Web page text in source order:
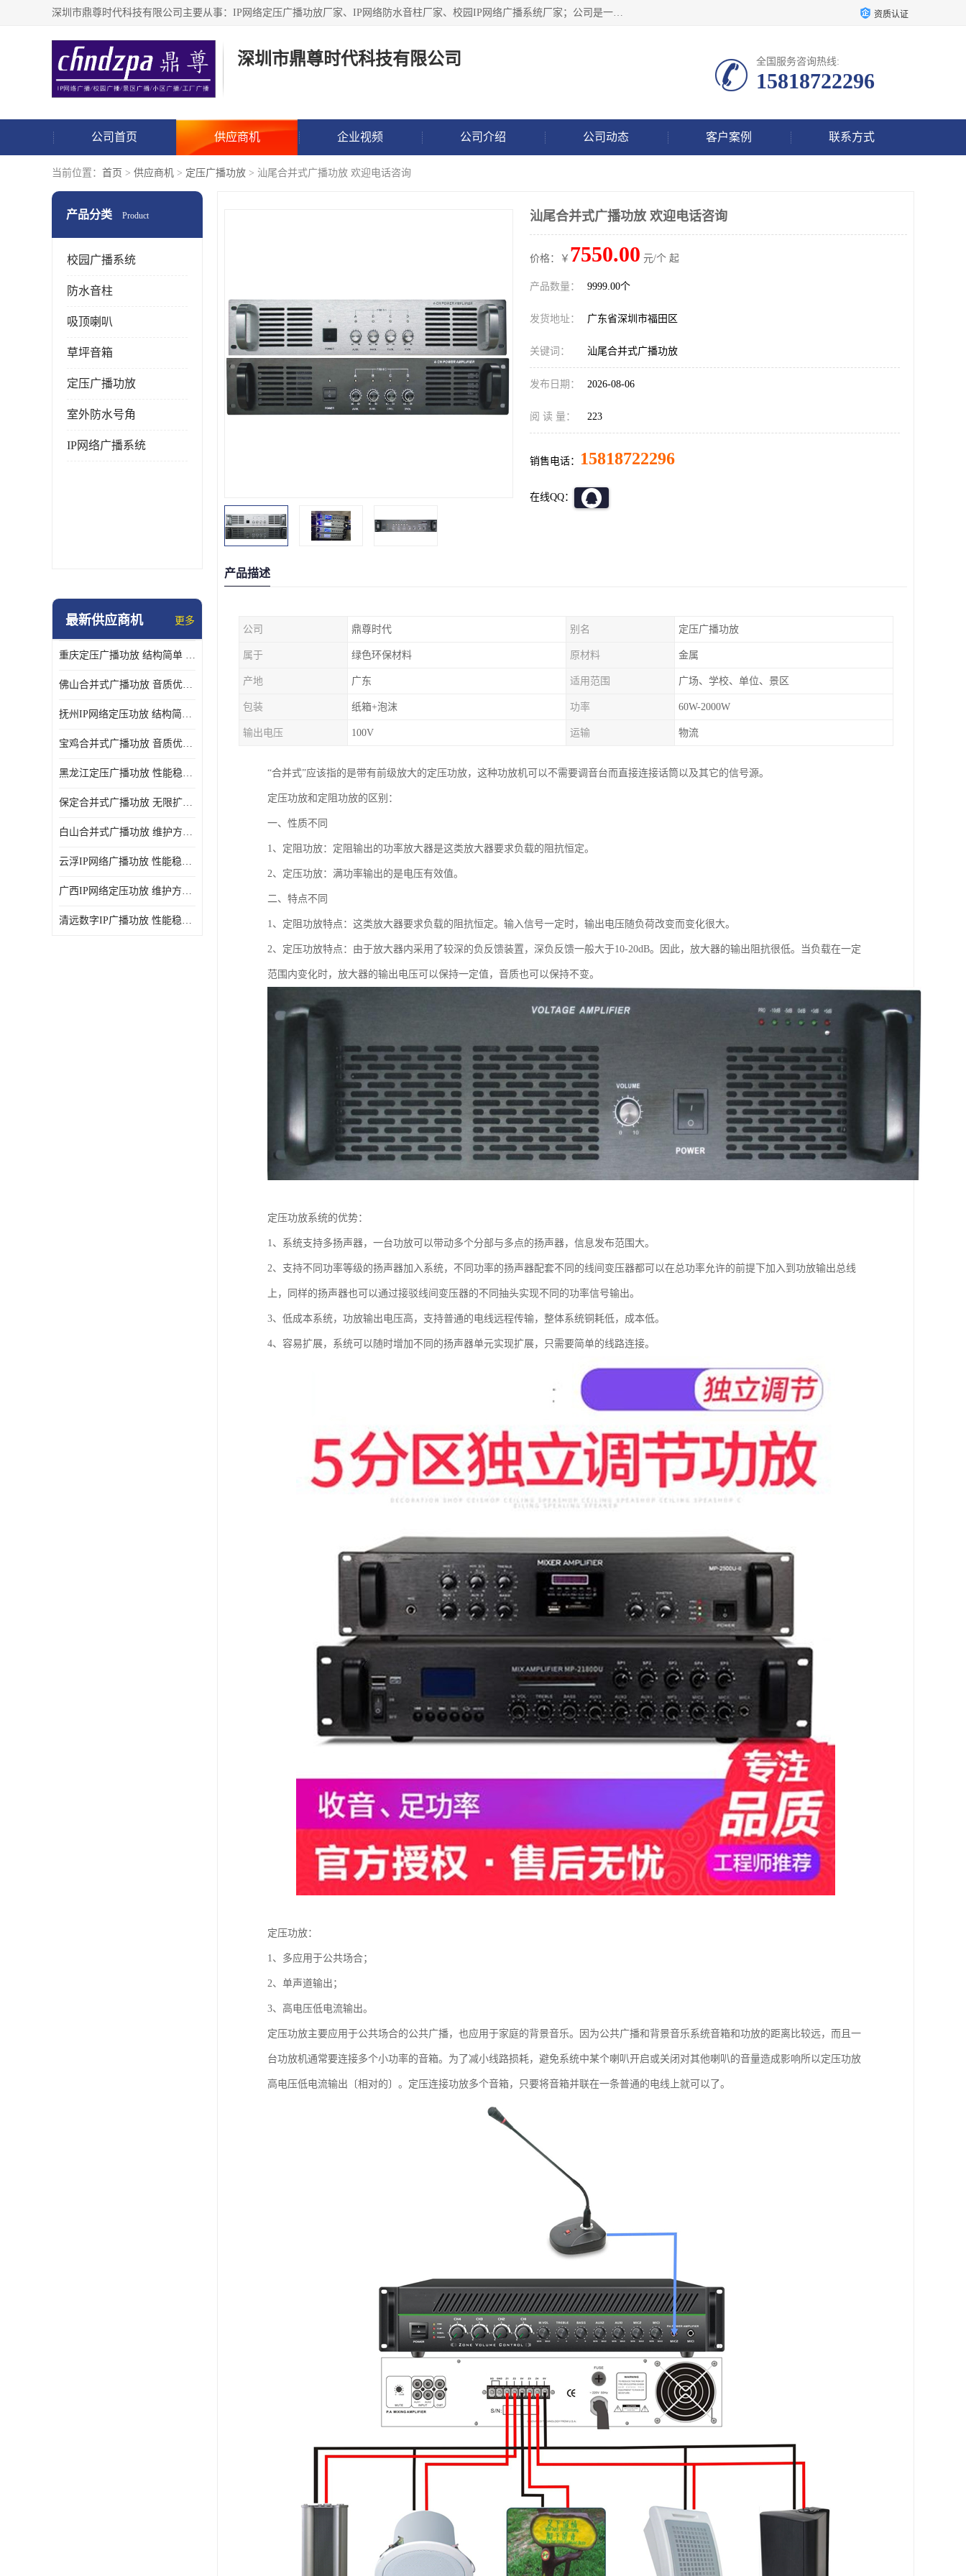
深圳市鼎尊时代科技有限公司主要从事：IP网络定压广播功放厂家、IP网络防水音柱厂家、校园IP网络广播系统厂家；公司是一家集研发、生产、销售公共广播器材于一体的现代电子科技企业。公司成立多年来，本着“自主研发技术、开拓稳定的产品”的宗旨，集多年的行业经验，引航广播行业的迅猛发展，使产品能够适应时代技术发展的需要。 资质认证
深圳市鼎尊时代科技有限公司 全国服务咨询热线:
15818722296
公司首页 供应商机 企业视频 公司介绍 公司动态 客户案例 联系方式
当前位置： 首页 > 供应商机 > 定压广播功放 > 汕尾合并式广播功放 欢迎电话咨询
产品分类 Product
校园广播系统
防水音柱
吸顶喇叭
草坪音箱
定压广播功放
室外防水号角
IP网络广播系统
最新供应商机 更多
重庆定压广播功放 结构简单 传输距离远
佛山合并式广播功放 音质优美清晰 输出电压大 电流小
抚州IP网络定压功放 结构简单 多应用于公共场合
宝鸡合并式广播功放 音质优美清晰 维护方便
黑龙江定压广播功放 性能稳定 无限扩容
保定合并式广播功放 无限扩容 设计结构简单
白山合并式广播功放 维护方便 多应用于公共场合
云浮IP网络广播功放 性能稳定 设计结构简单
广西IP网络定压功放 维护方便 多应用于公共场合
清远数字IP广播功放 性能稳定 传输距离远
汕尾合并式广播功放 欢迎电话咨询
价格：￥ 7550.00 元/个 起
产品数量： 9999.00个
发货地址： 广东省深圳市福田区
关键词： 汕尾合并式广播功放
发布日期： 2026-08-06
阅 读 量： 223
销售电话： 15818722296
在线QQ：
产品描述
公司 鼎尊时代 别名 定压广播功放
属于 绿色环保材料 原材料 金属
产地 广东 适用范围 广场、学校、单位、景区
包装 纸箱+泡沫 功率 60W-2000W
输出电压 100V 运输 物流
“合并式”应该指的是带有前级放大的定压功放，这种功放机可以不需要调音台而直接连接话筒以及其它的信号源。
定压功放和定阻功放的区别：
一、性质不同
1、定阻功放：定阻输出的功率放大器是这类放大器要求负载的阻抗恒定。
2、定压功放：满功率输出的是电压有效值。
二、特点不同
1、定阻功放特点：这类放大器要求负载的阻抗恒定。输入信号一定时，输出电压随负荷改变而变化很大。
2、定压功放特点：由于放大器内采用了较深的负反馈装置，深负反馈一般大于10-20dB。因此，放大器的输出阻抗很低。当负载在一定
范围内变化时，放大器的输出电压可以保持一定值，音质也可以保持不变。
定压功放系统的优势：
1、系统支持多扬声器，一台功放可以带动多个分部与多点的扬声器，信息发布范围大。
2、支持不同功率等级的扬声器加入系统，不同功率的扬声器配套不同的线间变压器都可以在总功率允许的前提下加入到功放输出总线
上，同样的扬声器也可以通过接驳线间变压器的不同抽头实现不同的功率信号输出。
3、低成本系统，功放输出电压高，支持普通的电线远程传输，整体系统铜耗低，成本低。
4、容易扩展，系统可以随时增加不同的扬声器单元实现扩展，只需要简单的线路连接。
定压功放：
1、多应用于公共场合；
2、单声道输出；
3、高电压低电流输出。
定压功放主要应用于公共场合的公共广播，也应用于家庭的背景音乐。因为公共广播和背景音乐系统音箱和功放的距离比较远，而且一
台功放机通常要连接多个小功率的音箱。为了减小线路损耗，避免系统中某个喇叭开启或关闭对其他喇叭的音量造成影响所以定压功放
高电压低电流输出〔相对的〕。定压连接功放多个音箱，只要将音箱并联在一条普通的电线上就可以了。